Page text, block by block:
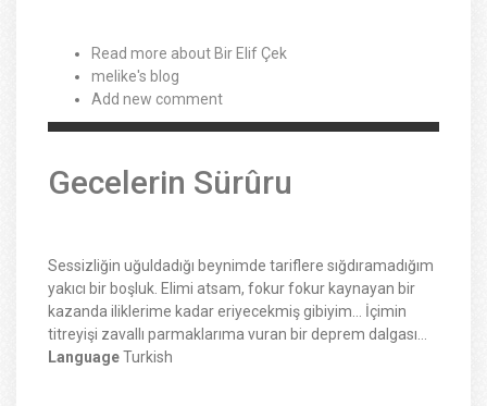
Read more about Bir Elif Çek
melike's blog
Add new comment
Gecelerin Sürûru
Sessizliğin uğuldadığı beynimde tariflere sığdıramadığım
yakıcı bir boşluk. Elimi atsam, fokur fokur kaynayan bir
kazanda iliklerime kadar eriyecekmiş gibiyim… İçimin
titreyişi zavallı parmaklarıma vuran bir deprem dalgası…
LanguageTurkish